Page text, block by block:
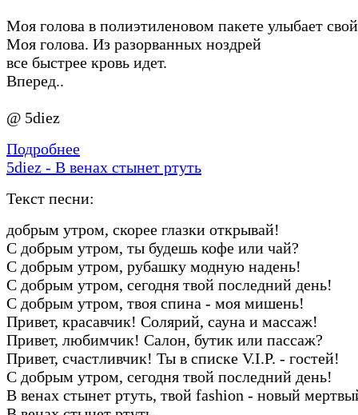
Моя голова в полиэтиленовом пакете улыбает
Моя голова. Из разорванных ноздрей
все быстрее кровь идет.
Вперед..
@ 5diez
Подробнее
5diez - В венах стынет ртуть
Текст песни:
добрым утром, скорее глазки открывай!
С добрым утром, ты будешь кофе или чай?
С добрым утром, рубашку модную надень!
С добрым утром, сегодня твой последний день!
С добрым утром, твоя спина - моя мишень!
Привет, красавчик! Солярий, сауна и массаж!
Привет, любимчик! Салон, бутик или пассаж?
Привет, счастливчик! Ты в списке V.I.P. - гостей!
С добрым утром, сегодня твой последний день!
В венах стынет ртуть, твой fashion - новый